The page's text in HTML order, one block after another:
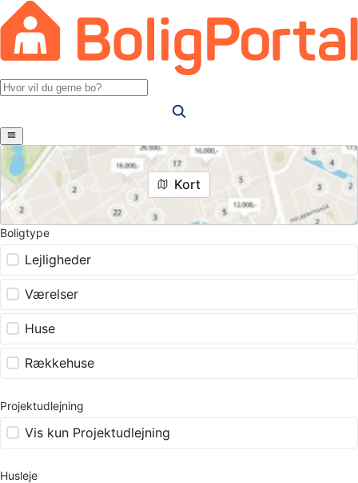
Kort
Boligtype
Lejligheder
Værelser
Huse
Rækkehuse
Projektudlejning
Vis kun Projektudlejning
Husleje